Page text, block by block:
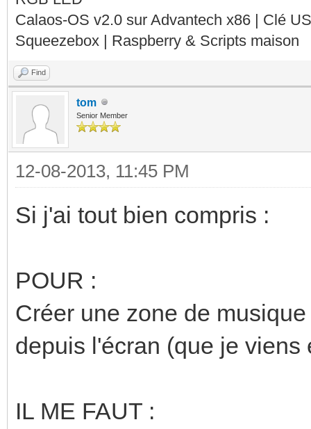
Calaos-OS v2.0 sur Advantech x86 | Clé
Squeezebox | Raspberry & Scripts maison
Find
tom
Senior Member
12-08-2013, 11:45 PM
Si j'ai tout bien compris :
POUR :
Créer une zone de
depuis l'écran (que je
IL ME FAUT :